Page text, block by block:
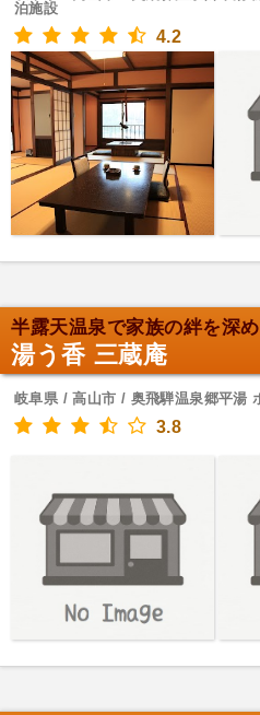
泊施設
4.2
半露天温泉で家族の絆を深
湯う香 三蔵庵
岐阜県 / 高山市 / 奥飛騨温泉郷平湯
3.8